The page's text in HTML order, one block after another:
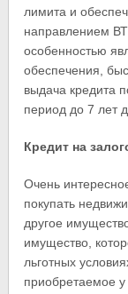
лимита и
направлением
особенностью
обеспечения,
выдача кредита
период до 7 лет
Кредит на
Очень
покупать
другое
имущество,
льготных
приобретаемое